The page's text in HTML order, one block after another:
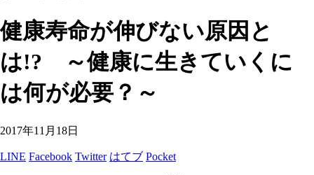
健康寿命が伸びない原因と
は!? ～健康に生きていくに
は何が必要？～
2017年11月18日
LINE Facebook Twitter はてブ Pocket